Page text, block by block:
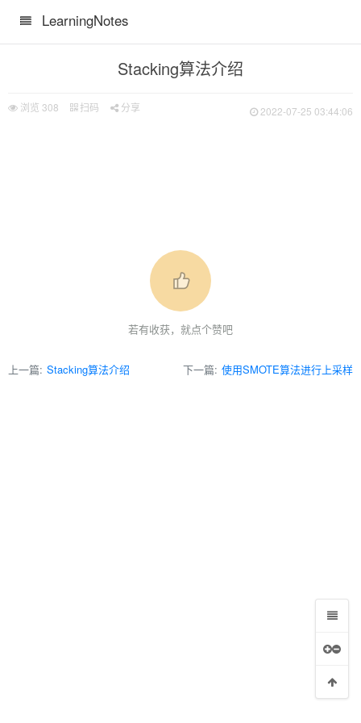
LearningNotes
Stacking算法介绍
浏览 308 扫码 分享 2022-07-25 03:44:06
若有收获，就点个赞吧
上一篇: Stacking算法介绍 下一篇: 使用SMOTE算法进行上采样